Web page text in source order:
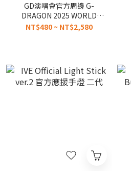
GD演唱會官方周邊 G-
DRAGON 2025 WORLD
TOUR《Übermensch》
NT$480 ~ NT$2,580